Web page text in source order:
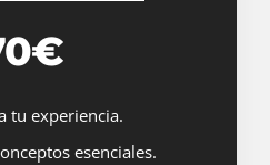
tu experiencia.
esenciales.